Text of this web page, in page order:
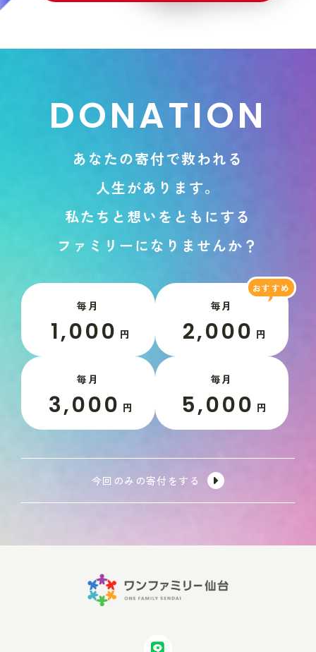
DONATION
あ な たの寄付で救われ る
人生があ り ま す。
私た ち と 想い を と も にする
フ ァ ミ リ ーに な り ま せんか ？
毎月
1,000 円
毎月
2,000 円
毎月
3,000 円
毎月
5,000 円
今回のみの寄付をする